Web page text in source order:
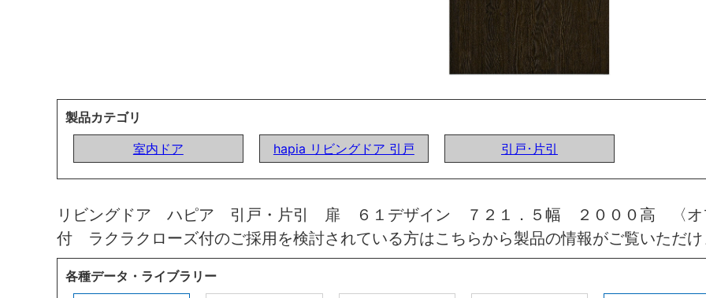
製品カテゴリ
室内ドア
hapia リビングドア 引戸 引戸･片引
リビングドア ハピア 引戸・片引 扉 ６１デザイン ７２１．５幅 ２０００高 〈
付 ラクラクローズ付のご採用を検討されている方はこちらから製品の情報がご覧いただけ
各種データ・ライブラリー